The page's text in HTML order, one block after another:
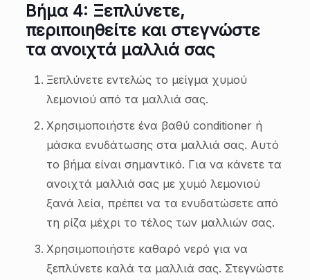
Βήμα 4: Ξεπλύνετε,
περιποιηθείτε και στεγνώστε
τα ανοιχτά μαλλιά σας
Ξεπλύνετε εντελώς το μείγμα χυμού
λεμονιού από τα μαλλιά σας.
Χρησιμοποιήστε ένα βαθύ conditioner ή
μάσκα ενυδάτωσης στα μαλλιά σας. Αυτό
το βήμα είναι σημαντικό. Για να κάνετε τα
ανοιχτά μαλλιά σας με χυμό λεμονιού
ξανά λεία, πρέπει να τα ενυδατώσετε από
τη ρίζα μέχρι το τέλος των μαλλιών σας.
Χρησιμοποιήστε καθαρό νερό για να
ξεπλύνετε καλά τα μαλλιά σας. Στεγνώστε